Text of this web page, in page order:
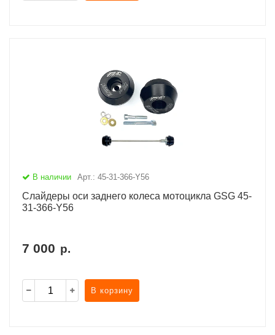
В наличии Арт.: 45-31-366-Y56
Слайдеры оси заднего колеса мотоцикла GSG 45-
31-366-Y56
7 000 р.
В корзину